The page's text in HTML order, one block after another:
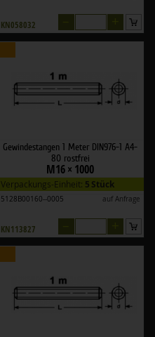
KN058032
Gewindestangen 1 Meter DIN976-1 A4-
80 rostfrei
M16 × 1000
Verpackungs-Einheit: 5 Stück
5128B00160--0005 auf Anfrage
KN113827